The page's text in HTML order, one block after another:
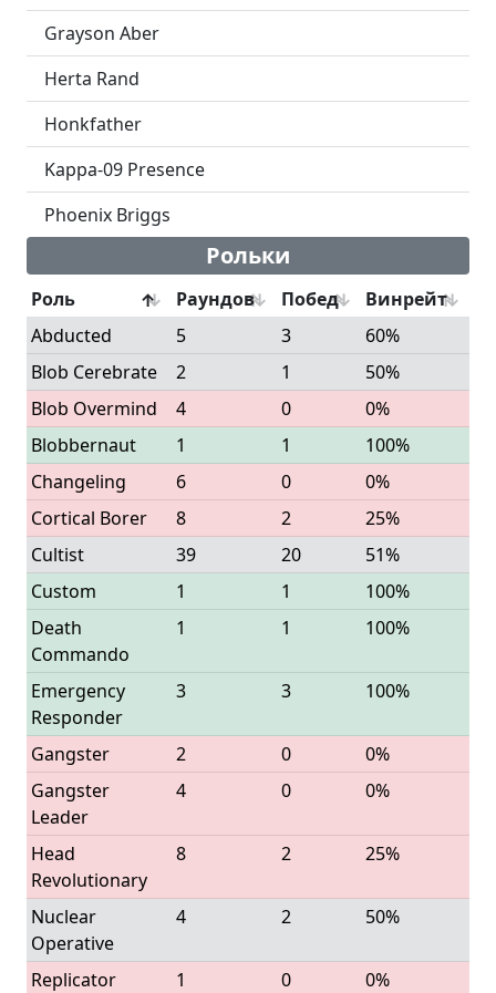
Grayson Aber
Herta Rand
Honkfather
Kappa-09 Presence
Phoenix Briggs
Рольки
Роль Раундов Побед
Винрейт
Abducted
5 3
60%
Blob Cerebrate
2 1
50%
Blob Overmind
4 0
0%
Blobbernaut
1 1
100%
Changeling
6 0
0%
Cortical Borer
8 2
25%
Cultist
39 20
51%
Custom
1 1
100%
Death
Commando
1 1 100%
Emergency
Responder
3 3 100%
Gangster 2 0
0%
Gangster
Leader
4 0 0%
Head
Revolutionary
8 2 25%
Nuclear
Operative
4 2 50%
Replicator 1 0
0%